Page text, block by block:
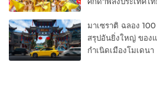
มาเซราติ ฉลอง
สรุปอันยิ่งใหญ่ ของ
กำเนิดเมืองโมเดนา